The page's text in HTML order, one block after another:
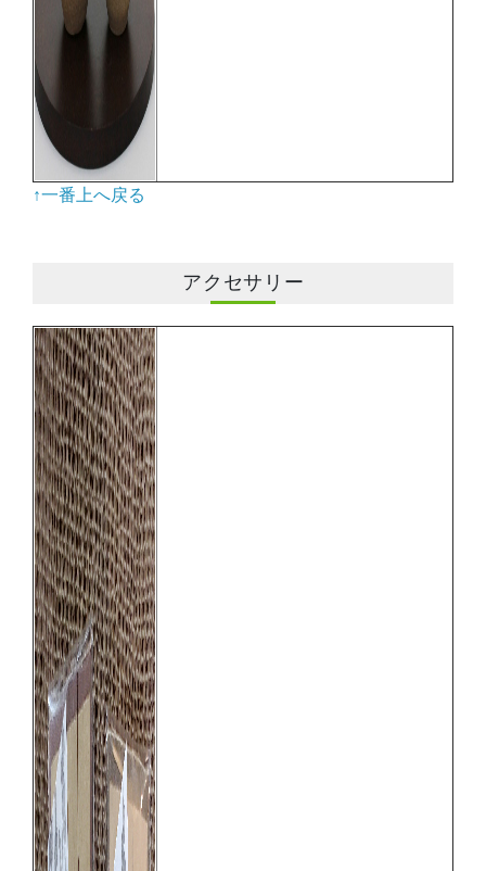
↑一番上へ戻る
アクセサリー